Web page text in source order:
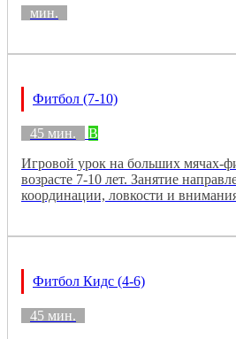
мин.
Фитбол (7-10)
45 мин.
B
Игровой урок на больших мячах-
возрасте 7-10 лет. Занятие
координации, ловкости и
Фитбол Кидс (4-6)
45 мин.